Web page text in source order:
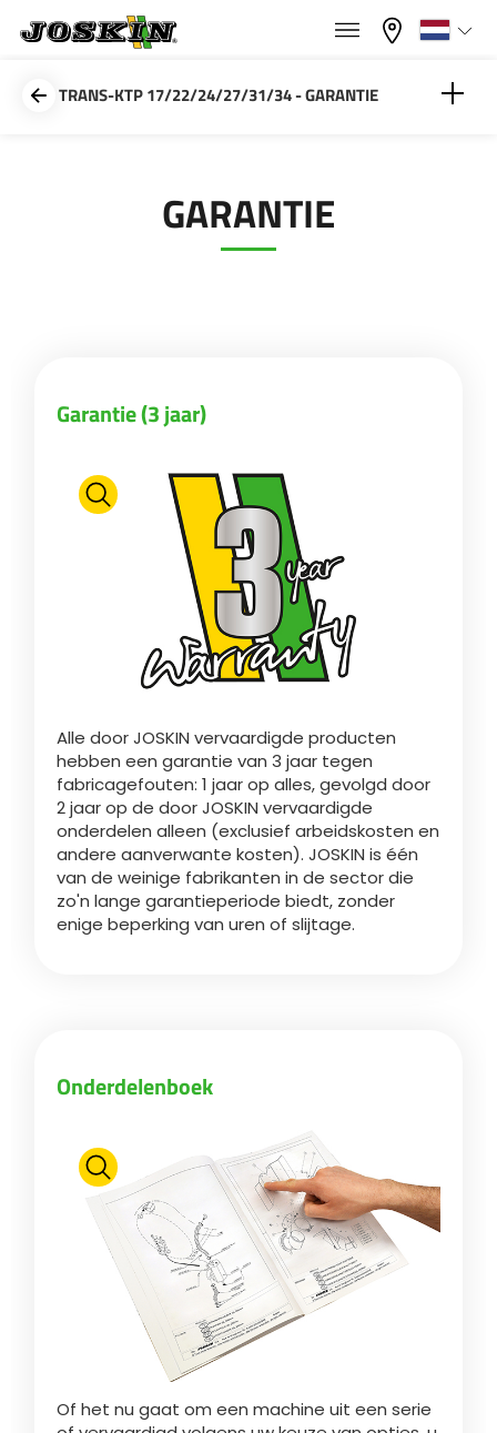
Menu
VINDEN & KOPEN
JOSKIN WERELD
PARTS BOOK
JOBS
CONTACT
×
×
Kies uw taal
English
Polski
Brochure downladen
Italiano
Dansk
Română
Suomi
Slovenija
Lietuvių kalba
Česká republika
Srpski
TRANS-KTP 17/22/24/27/31/34 - GARANTIE
OnderdelenboekGARANTIE
Garantie (3 jaar)
Alle door JOSKIN vervaardigde producten
hebben een garantie van 3 jaar tegen
fabricagefouten: 1 jaar op alles, gevolgd door
2 jaar op de door JOSKIN vervaardigde
onderdelen alleen (exclusief arbeidskosten en
andere aanverwante kosten). JOSKIN is één
van de weinige fabrikanten in de sector die
zo'n lange garantieperiode biedt, zonder
enige beperking van uren of slijtage.
Onderdelenboek
Of het nu gaat om een machine uit een serie